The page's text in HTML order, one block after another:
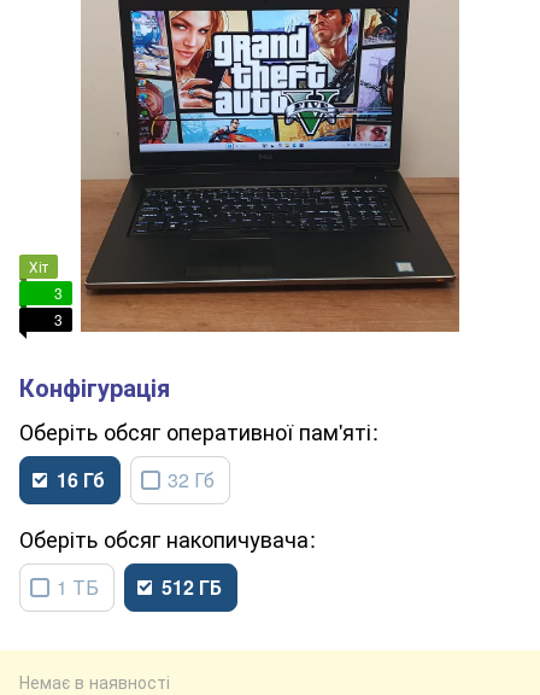
Хіт
3
3
обсяг оперативної пам'яті
16 Гб 32 Гб
обсяг накопичувача
1 ТБ 512 ГБ
Немає в наявності